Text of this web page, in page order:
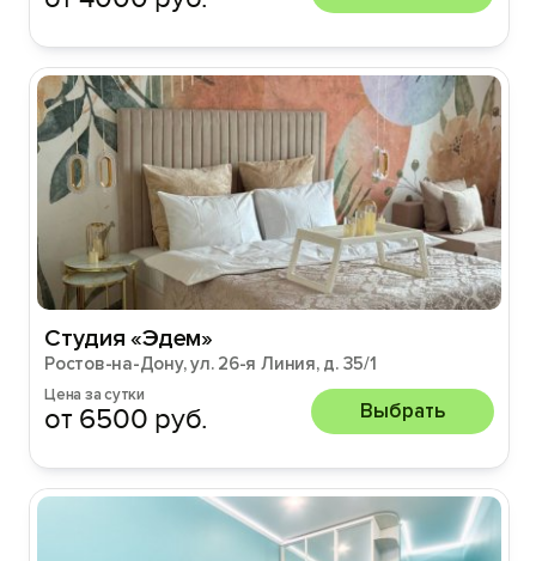
Студия «Эдем»
Ростов-на-Дону, ул. 26-я Линия, д. 35/1
Цена за сутки
от 6500 руб. Выбрать